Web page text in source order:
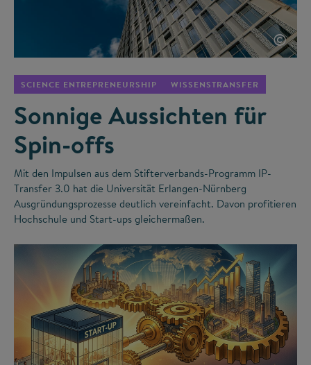
©
SCIENCE ENTREPRENEURSHIP WISSENSTRANSFER
Sonnige Aussichten für
Spin-offs
Mit den Impulsen aus dem Stifterverbands-Programm IP-
Transfer 3.0 hat die Universität Erlangen-Nürnberg
Ausgründungsprozesse deutlich vereinfacht. Davon profitieren
Hochschule und Start-ups gleichermaßen.